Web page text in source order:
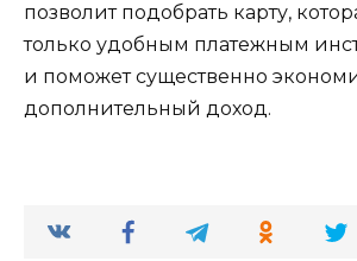
позволит подобрать карту,
только удобным платежным
и поможет существенно
дополнительный доход.